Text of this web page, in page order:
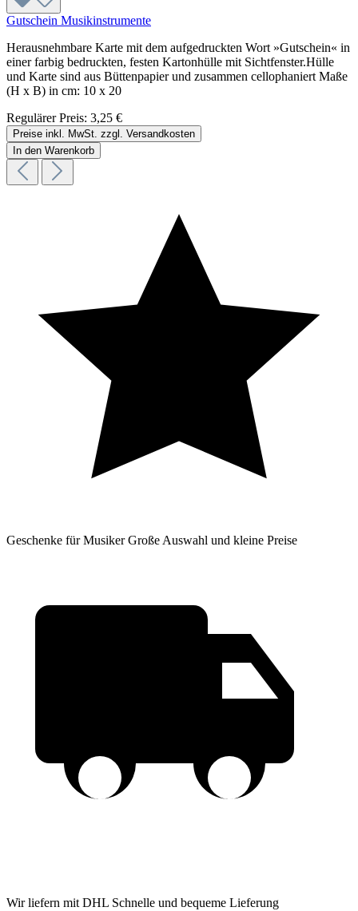
Gutschein Musikinstrumente
Herausnehmbare Karte mit dem aufgedruckten Wort »Gutschein« in
einer farbig bedruckten, festen Kartonhülle mit Sichtfenster.Hülle
und Karte sind aus Büttenpapier und zusammen cellophaniert Maße
(H x B) in cm: 10 x 20
Regulärer Preis: 3,25 €
Preise inkl. MwSt. zzgl. Versandkosten
In den Warenkorb
Geschenke für Musiker Große Auswahl und kleine Preise
Wir liefern mit DHL Schnelle und bequeme Lieferung